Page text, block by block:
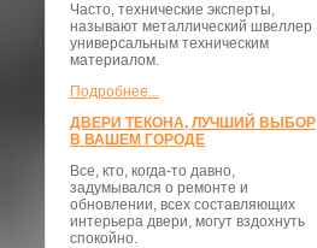
​Часто, технические эксперты,
называют металлический швеллер
универсальным техническим
материалом.
Подробнее...
ДВЕРИ ТЕКОНА, ЛУЧШИЙ ВЫБОР
В ВАШЕМ ГОРОДЕ
Все, кто, когда-то давно,
задумывался о ремонте и
обновлении, всех составляющих
интерьера двери, могут вздохнуть
спокойно.